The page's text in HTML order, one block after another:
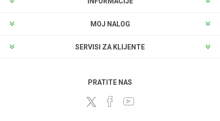
MOJ NALOG
SERVISI ZA KLIJENTE
PRATITE NAS